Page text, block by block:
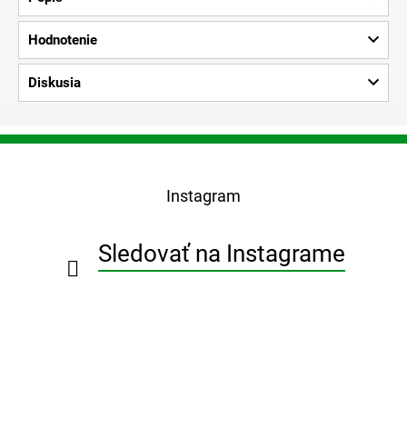
Hodnotenie
Diskusia
Z
Instagram
Sledovať na Instagrame